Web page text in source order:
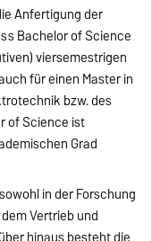
Anfertigung der
Bachelor of Science
viersemestrigen
für einen Master in
bzw. des
of Science ist
Grad
in der Forschung
Vertrieb und